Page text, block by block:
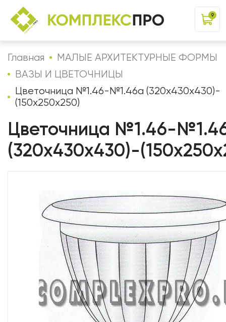
9
Главная
МАЛЫЕ АРХИТЕКТУРНЫЕ ФОРМЫ
ВАЗЫ И ЦВЕТОЧНИЦЫ
Цветочница №1.46-№1.46а (320х430х430)-
(150х250х250)
Цветочница №1.46-
(320х430х430)-